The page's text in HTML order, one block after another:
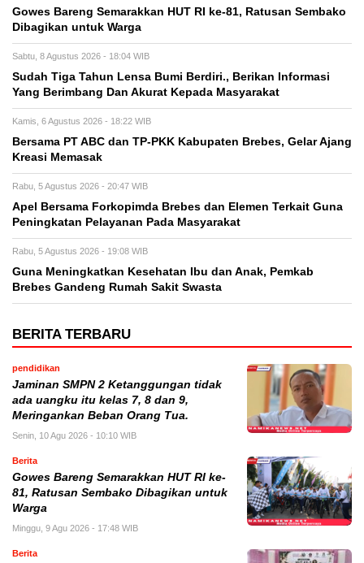
Gowes Bareng Semarakkan HUT RI ke-81, Ratusan Sembako
Dibagikan untuk Warga
Sabtu, 8 Agustus 2026 - 18:04 WIB
Sudah Tiga Tahun Lensa Bumi Berdiri., Berikan Informasi
Yang Berimbang Dan Akurat Kepada Masyarakat
Kamis, 6 Agustus 2026 - 18:22 WIB
Bersama PT ABC dan TP-PKK Kabupaten Brebes, Gelar Ajang
Kreasi Memasak
Rabu, 5 Agustus 2026 - 20:47 WIB
Apel Bersama Forkopimda Brebes dan Elemen Terkait Guna
Peningkatan Pelayanan Pada Masyarakat
Rabu, 5 Agustus 2026 - 19:08 WIB
Guna Meningkatkan Kesehatan Ibu dan Anak, Pemkab
Brebes Gandeng Rumah Sakit Swasta
BERITA TERBARU
pendidikan
Jaminan SMPN 2 Ketanggungan tidak
ada uangku itu kelas 7, 8 dan 9,
Meringankan Beban Orang Tua.
Senin, 10 Agu 2026 - 10:10 WIB
Berita
Gowes Bareng Semarakkan HUT RI ke-
81, Ratusan Sembako Dibagikan untuk
Warga
Minggu, 9 Agu 2026 - 17:48 WIB
Berita